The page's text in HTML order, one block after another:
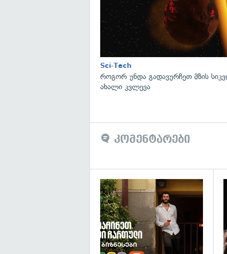
Sci-Tech
როგორ უნდა გადავურჩეთ მზის
ახალი კვლევა
კომენტარები